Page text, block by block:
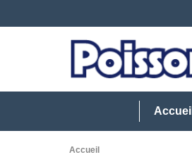
Accueil
Accueil